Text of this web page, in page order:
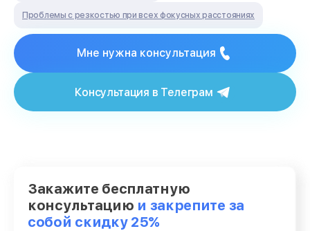
Проблемы с резкостью при всех фокусных расстояниях
Мне нужна консультация
Консультация в Телеграм
Закажите бесплатную
консультацию и закрепите за
собой скидку 25%